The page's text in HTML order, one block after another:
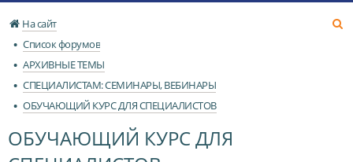
На сайт
Список форумов
АРХИВНЫЕ ТЕМЫ
СПЕЦИАЛИСТАМ: СЕМИНАРЫ, ВЕБИНАРЫ
ОБУЧАЮЩИЙ КУРС ДЛЯ СПЕЦИАЛИСТОВ
ОБУЧАЮЩИЙ КУРС ДЛЯ